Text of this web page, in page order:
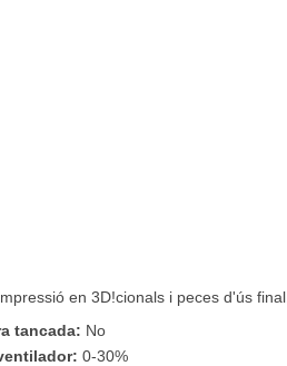
en 3D!cionals i peces d'ús final.
tancada: No
0-30%